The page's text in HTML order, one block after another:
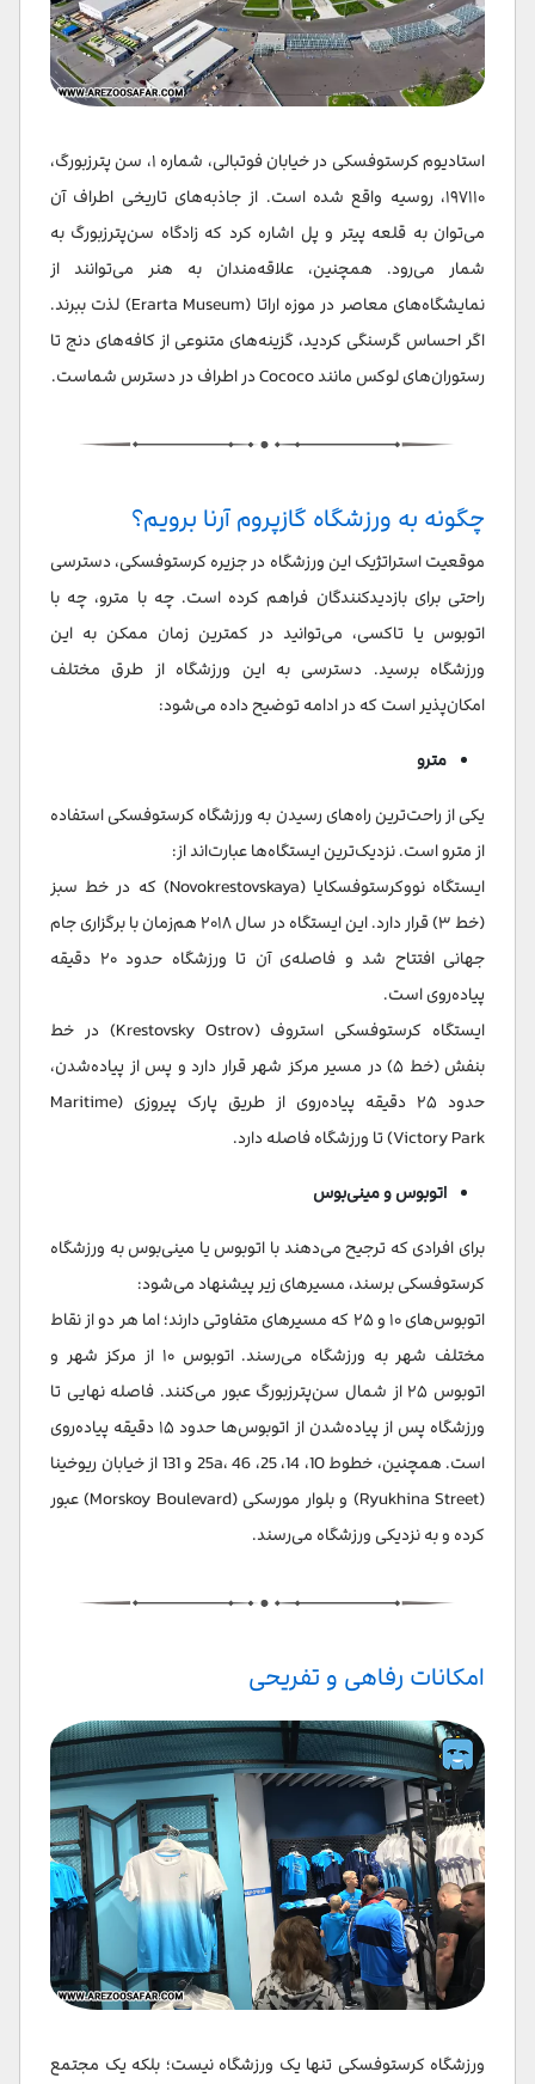
استادیوم کرستوفسکی در خیابان فوتبالی، شماره ۱، سن پترزبورگ،
۱۹۷۱۱۰، روسیه واقع شده است. از جاذبه‌های تاریخی اطراف آن
می‌توان به قلعه پیتر و پل اشاره کرد که زادگاه سن‌پترزبورگ به
شمار می‌رود. همچنین، علاقه‌مندان به هنر می‌توانند از
نمایشگاه‌های معاصر در موزه اراتا (Erarta Museum) لذت ببرند.
اگر احساس گرسنگی کردید، گزینه‌های متنوعی از کافه‌های دنج تا
رستوران‌های لوکس مانند Cococo در اطراف در دسترس شماست.
چگونه به ورزشگاه گازپروم آرنا برویم؟
موقعیت استراتژیک این ورزشگاه در جزیره کرستوفسکی، دسترسی
راحتی برای بازدیدکنندگان فراهم کرده است. چه با مترو، چه با
اتوبوس یا تاکسی، می‌توانید در کمترین زمان ممکن به این
ورزشگاه برسید. دسترسی به این ورزشگاه از طرق مختلف
امکان‌پذیر است که در ادامه توضیح داده می‌شود:
مترو
یکی از راحت‌ترین راه‌های رسیدن به ورزشگاه کرستوفسکی استفاده
از مترو است. نزدیک‌ترین ایستگاه‌ها عبارت‌اند از:
ایستگاه نووکرستوفسکایا (Novokrestovskaya) که در خط سبز
(خط ۳) قرار دارد. این ایستگاه در سال ۲۰۱۸ هم‌زمان با برگزاری جام
جهانی افتتاح شد و فاصله‌ی آن تا ورزشگاه حدود ۲۰ دقیقه
پیاده‌روی است.
ایستگاه کرستوفسکی استروف (Krestovsky Ostrov) در خط
بنفش (خط ۵) در مسیر مرکز شهر قرار دارد و پس از پیاده‌شدن،
حدود ۲۵ دقیقه پیاده‌روی از طریق پارک پیروزی (Maritime
Victory Park) تا ورزشگاه فاصله دارد.
اتوبوس و مینی‌بوس
برای افرادی که ترجیح می‌دهند با اتوبوس یا مینی‌بوس به ورزشگاه
کرستوفسکی برسند، مسیرهای زیر پیشنهاد می‌شود:
اتوبوس‌های ۱۰ و ۲۵ که مسیرهای متفاوتی دارند؛ اما هر دو از نقاط
مختلف شهر به ورزشگاه می‌رسند. اتوبوس ۱۰ از مرکز شهر و
اتوبوس ۲۵ از شمال سن‌پترزبورگ عبور می‌کنند. فاصله نهایی تا
ورزشگاه پس از پیاده‌شدن از اتوبوس‌ها حدود ۱۵ دقیقه پیاده‌روی
است. همچنین، خطوط 10، 14، 25، 25a، 46 و 131 از خیابان ریوخینا
(Ryukhina Street) و بلوار مورسکی (Morskoy Boulevard) عبور
کرده و به نزدیکی ورزشگاه می‌رسند.
امکانات رفاهی و تفریحی
ورزشگاه کرستوفسکی تنها یک ورزشگاه نیست؛ بلکه یک مجتمع